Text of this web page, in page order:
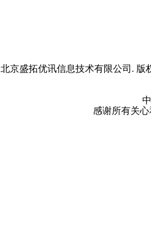
北京盛拓优讯信息技术有限公司. 版
感谢所有关